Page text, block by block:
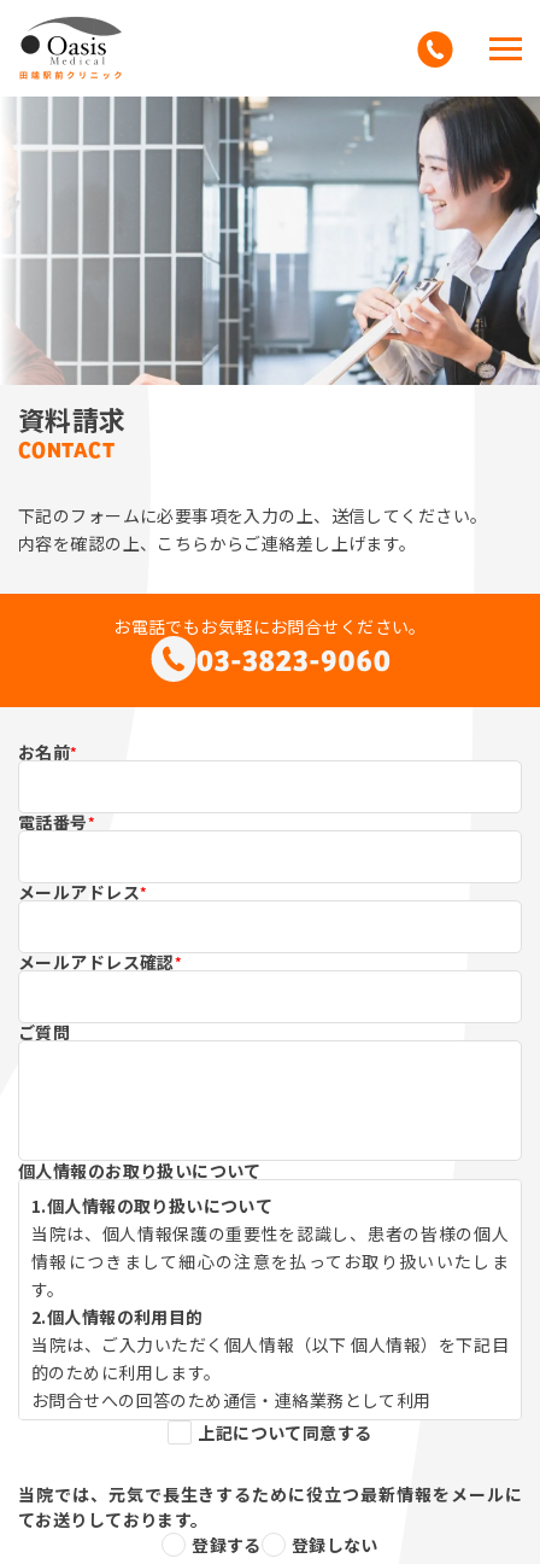
クリニックについて
アクセス
教育
採用情報
予約・お問い合わせ
03-3823-9060
資料請求
下記のフォームに必要事項を入力の上、送信してください。
内容を確認の上、こちらからご連絡差し上げます。
お電話でもお気軽にお問合せください。
お名前*
電話番号*
メールアドレス*
メールアドレス確認*
ご質問
個人情報のお取り扱いについて
1.個人情報の取り扱いについて
当院は、個人情報保護の重要性を認識し、患者の皆様の個人
情報につきまして細心の注意を払ってお取り扱いいたしま
す。
2.個人情報の利用目的
当院は、ご入力いただく個人情報（以下 個人情報）を下記目
的のために利用します。
お問合せへの回答のため通信・連絡業務として利用
患者の皆様へのサービス提供のための資料として利用
3.個人情報の第三者提供について
当院は、患者の皆様の個人情報を適切に管理し下記の場合を
除き、患者の皆様の個人情報を第三者に開示および提供はい
上記について同意する
当院では、元気で長生きするために役立つ最新情報をメールに
てお送りしております。
登録する
登録しない